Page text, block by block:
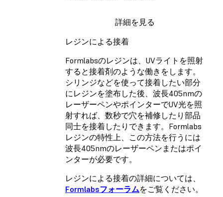
詳細を見る
レジンによる接着
Formlabsのレジンは、UVライトを照射
すると接着剤のような働きをします。
シリンジなどを使って接着したい部分
にレジンを塗布した後、波長405nmの
レーザーペンやポインターでUV光を照
射すれば、数秒で穴を補修したり部品
同士を接着したりできます。Formlabs
レジンの特性上、この方法を行うには
波長405nmのレーザーペンまたはポイ
ンターが必要です。
レジンによる接着の詳細については、
Formlabsフォーラムをご覧ください。